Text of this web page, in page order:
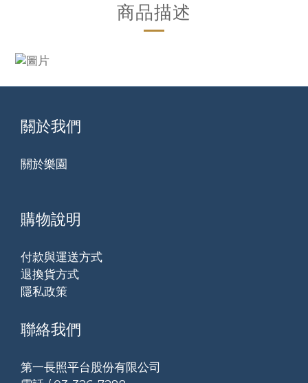
商品描述
關於我們
關於樂園
購物說明
付款與運送方式
退換貨方式
隱私政策
聯絡我們
第一長照平台股份有限公司